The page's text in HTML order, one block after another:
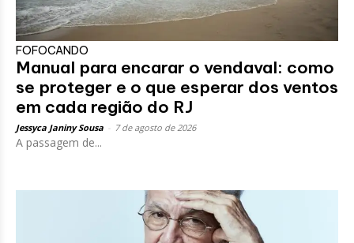
FOFOCANDO
Manual para encarar o vendaval: como
se proteger e o que esperar dos ventos
em cada região do RJ
Jessyca Janiny Sousa 7 de agosto de 2026
A passagem de...